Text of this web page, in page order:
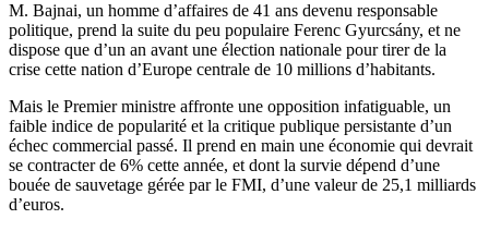
M. Bajnai, un homme d’affaires de 41 ans devenu responsable
politique, prend la suite du peu populaire Ferenc Gyurcsány, et ne
dispose que d’un an avant une élection nationale pour tirer de la
crise cette nation d’Europe centrale de 10 millions d’habitants.
Mais le Premier ministre affronte une opposition infatiguable, un
faible indice de popularité et la critique publique persistante d’un
échec commercial passé. Il prend en main une économie qui devrait
se contracter de 6% cette année, et dont la survie dépend d’une
bouée de sauvetage gérée par le FMI, d’une valeur de 25,1 milliards
d’euros.